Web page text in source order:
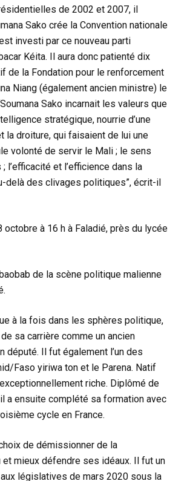
de 2002 et 2007, il
Sako crée la Convention nationale
investi par ce nouveau parti
Kéita. Il aura donc patienté dix
de la Fondation pour le renforcement
Niang (également ancien ministre) le
Sako incarnait les valeurs que
stratégique, nourrie d’une
la droiture, qui faisaient de lui une
volonté de servir le Mali ; le sens
et l’efficience dans la
delà des clivages politiques”, écrit-il
à 16 h à Faladié, près du lycée
de la scène politique malienne
à la fois dans les sphères politique,
sa carrière comme un ancien
député. Il fut également l’un des
Faso yiriwa ton et le Parena. Natif
riche. Diplômé de
a ensuite complété sa formation avec
cycle en France.
de démissionner de la
et mieux défendre ses idéaux. Il fut un
législatives de mars 2020 sous la